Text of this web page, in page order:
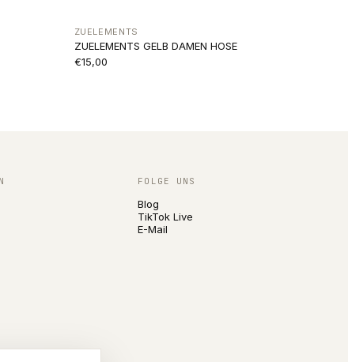
ZUELEMENTS
ZUELEMENTS GELB DAMEN HOSE
€15,00
FOLGE UNS
Blog
TikTok Live
E-Mail